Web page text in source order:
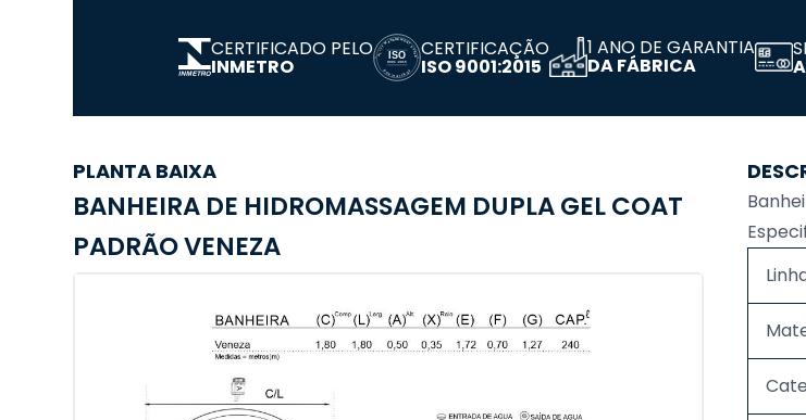
CERTIFICADO PELO
INMETRO
CERTIFICAÇÃO
ISO 9001:2015
1 ANO DE GARANTIA
DA FÁBRICA
PLANTA BAIXA
BANHEIRA DE HIDROMASSAGEM DUPLA GEL COAT
PADRÃO VENEZA